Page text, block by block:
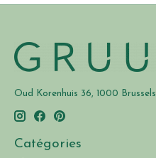
Oud Korenhuis 36, 1000 Brussels
Catégories